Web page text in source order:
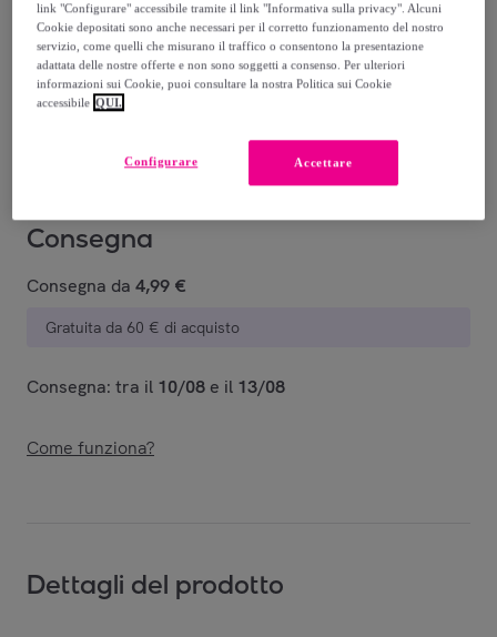
33,00 €
-54%
Guida alle taglie
Venduto daLEONE 1947 APPAREL
Consegna
Consegna da 4,99 €
Gratuita da 60 € di acquisto
Consegna: tra il 10/08 e il 13/08
Come funziona?
Dettagli del prodotto
link "Configurare" accessibile tramite il link "Informativa sulla privacy". Alcuni
Cookie depositati sono anche necessari per il corretto funzionamento del nostro
servizio, come quelli che misurano il traffico o consentono la presentazione
adattata delle nostre offerte e non sono soggetti a consenso. Per ulteriori
informazioni sui Cookie, puoi consultare la nostra Politica sui Cookie
accessibile QUI.
Accettare
Configurare